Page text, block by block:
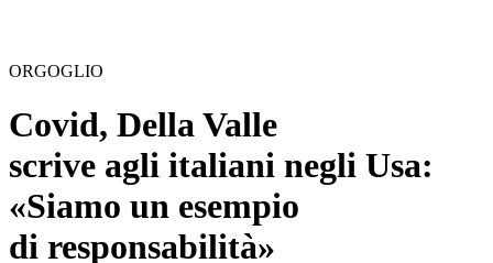
ORGOGLIO
Covid, Della Valle
scrive agli italiani negli Usa:
«Siamo un esempio
di responsabilità»